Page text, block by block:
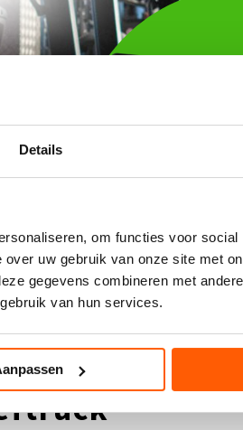
Details
om functies voor
uw gebruik van onze site met
gegevens combineren met
van hun services.
bij elke
volledige